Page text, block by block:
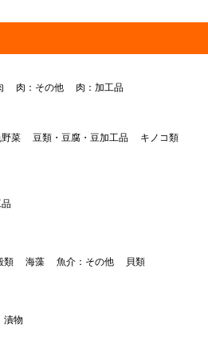
肉：その他 肉：加工品
菜 豆類・豆腐・豆加工品
キノコ類
類 海藻 魚介：その他 貝類
漬物